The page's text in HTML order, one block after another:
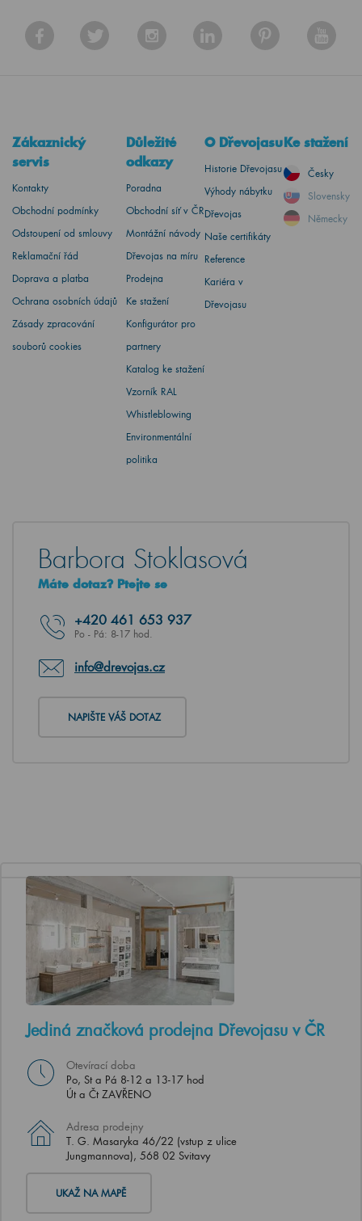
Zákaznický
servis
Kontakty
Obchodní podmínky
Odstoupení od smlouvy
Reklamační řád
Doprava a platba
Ochrana osobních údajů
Zásady zpracování
souborů cookies
Důležité
odkazy
Poradna
Obchodní síť v ČR
Montážní návody
Dřevojas na míru
Prodejna
Ke stažení
Konfigurátor pro
partnery
Katalog ke stažení
Vzorník RAL
Whistleblowing
Environmentální
politika
O Dřevojasu
Historie Dřevojasu
Výhody nábytku
Dřevojas
Naše certifikáty
Reference
Kariéra v
Dřevojasu
Ke stažení
Česky
Slovensky
Německy
Barbora Stoklasová
Máte dotaz? Ptejte se
+420 461 653 937
Po - Pá: 8-17 hod.
info@drevojas.cz
NAPIŠTE VÁŠ DOTAZ
Jediná značková prodejna Dřevojasu v ČR
Otevírací doba
Po, St a Pá 8-12 a 13-17 hod
Út a Čt ZAVŘENO
Adresa prodejny
T. G. Masaryka 46/22 (vstup z ulice
Jungmannova), 568 02 Svitavy
UKAŽ NA MAPĚ